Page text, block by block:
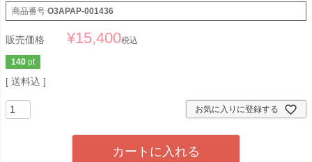
商品番号 O3APAP-001436
販売価格 ¥15,400税込
140 pt
送料込
お気に入りに登録する
カートに入れる